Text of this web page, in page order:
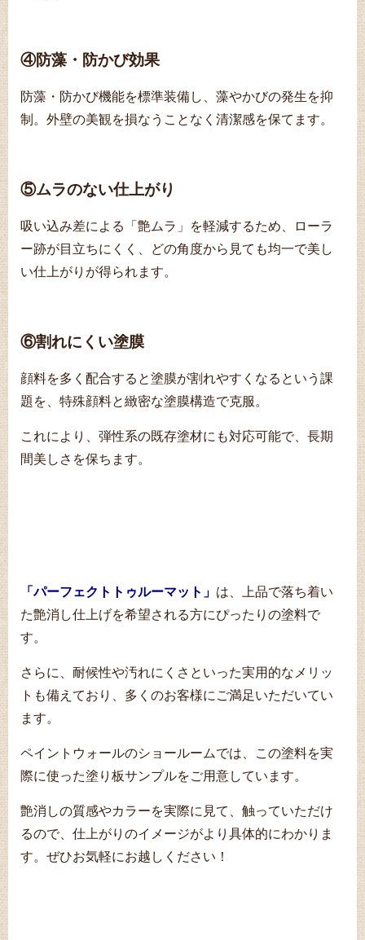
④防藻・防かび効果
防藻・防かび機能を標準装備し、藻やかびの発生を抑
制。外壁の美観を損なうことなく清潔感を保てます。
⑤ムラのない仕上がり
吸い込み差による「艶ムラ」を軽減するため、ローラ
ー跡が目立ちにくく、どの角度から見ても均一で美し
い仕上がりが得られます。
⑥割れにくい塗膜
顔料を多く配合すると塗膜が割れやすくなるという課
題を、特殊顔料と緻密な塗膜構造で克服。
これにより、弾性系の既存塗材にも対応可能で、長期
間美しさを保ちます。
「パーフェクトトゥルーマット」 は、上品で落ち着い
た艶消し仕上げを希望される方にぴったりの塗料で
す。
さらに、耐候性や汚れにくさといった実用的なメリッ
トも備えており、多くのお客様にご満足いただいてい
ます。
ペイントウォールのショールームでは、この塗料を実
際に使った塗り板サンプルをご用意しています。
艶消しの質感やカラーを実際に見て、触っていただけ
るので、仕上がりのイメージがより具体的にわかりま
す。ぜひお気軽にお越しください！